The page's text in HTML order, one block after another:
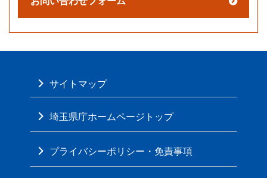
サイトマップ
埼玉県庁ホームページトップ
プライバシーポリシー・免責事項